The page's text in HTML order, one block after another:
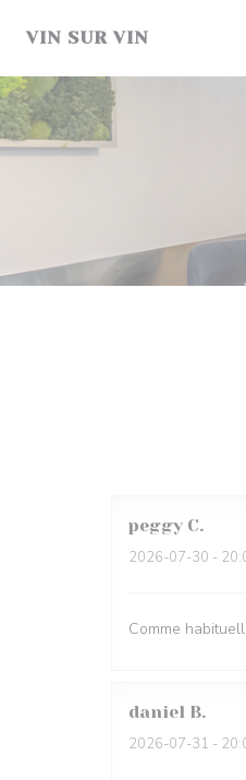
VIN SUR VIN
peggy C
2026-07-30 -
Comme
daniel B
2026-07-31 -